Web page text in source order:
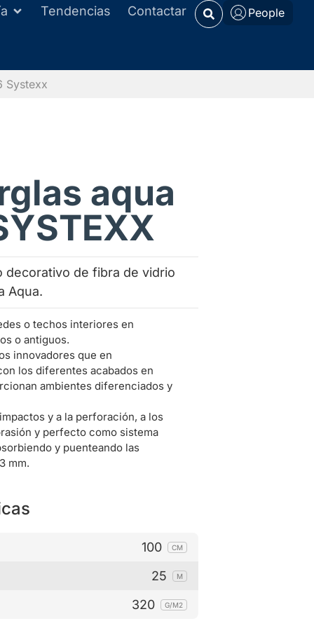
Tendencias Contactar People
Systexx
aqua
decorativo de fibra de vidrio
Aqua.
o techos interiores en
o antiguos.
innovadores que en
los diferentes acabados en
ambientes diferenciados y
y a la perforación, a los
y perfecto como sistema
y puenteando las
mm.
100 CM
25 M
320 G/M2